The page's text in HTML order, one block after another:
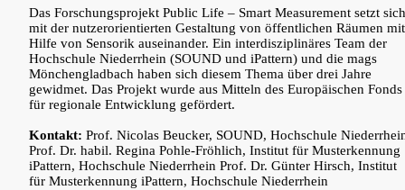
Das Forschungsprojekt Public Life – Smart Measurement setzt sich
mit der nutzerorientierten Gestaltung von öffentlichen Räumen mit
Hilfe von Sensorik auseinander. Ein interdisziplinäres Team der
Hochschule Niederrhein (SOUND und iPattern) und die mags
Mönchengladbach haben sich diesem Thema über drei Jahre
gewidmet. Das Projekt wurde aus Mitteln des Europäischen Fonds
für regionale Entwicklung gefördert.
Kontakt: Prof. Nicolas Beucker, SOUND, Hochschule
Prof. Dr. habil. Regina Pohle-Fröhlich, Institut für Musterkennung
iPattern, Hochschule Niederrhein Prof. Dr. Günter Hirsch, Institut
für Musterkennung iPattern, Hochschule Niederrhein